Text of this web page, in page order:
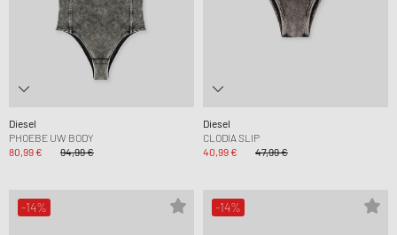
Diesel
PHOEBE UW BODY
80,99 €
94,99 €
Diesel
CLODIA SLIP
40,99 €
47,99 €
-14% -14%